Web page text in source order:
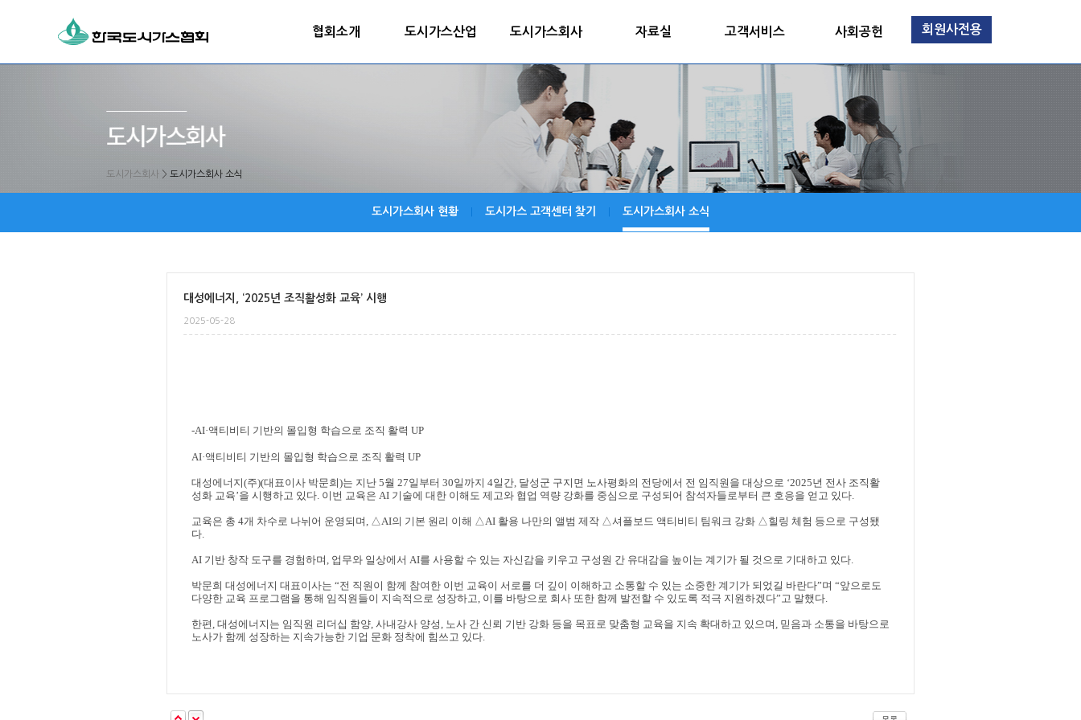
협회소개 도시가스산업 도시가스회사 자료실 고객서비스 사회공헌 회원사전용
도시가스회사 > 도시가스회사 소식
도시가스회사 현황 도시가스 고객센터 찾기 도시가스회사 소식
대성에너지, ‘2025년 조직활성화 교육’ 시행
2025-05-28
-AI·액티비티 기반의 몰입형 학습으로 조직 활력 UP
AI·액티비티 기반의 몰입형 학습으로 조직 활력 UP
대성에너지(주)(대표이사 박문희)는 지난 5월 27일부터 30일까지 4일간, 달성군 구지면 노사평화의 전당에서 전 임직원을 대상으로 ‘2025년 전사 조직활
성화 교육’을 시행하고 있다. 이번 교육은 AI 기술에 대한 이해도 제고와 협업 역량 강화를 중심으로 구성되어 참석자들로부터 큰 호응을 얻고 있다.
교육은 총 4개 차수로 나뉘어 운영되며, △AI의 기본 원리 이해 △AI 활용 나만의 앨범 제작 △셔플보드 액티비티 팀워크 강화 △힐링 체험 등으로 구성됐
다.
AI 기반 창작 도구를 경험하며, 업무와 일상에서 AI를 사용할 수 있는 자신감을 키우고 구성원 간 유대감을 높이는 계기가 될 것으로 기대하고 있다.
박문희 대성에너지 대표이사는 “전 직원이 함께 참여한 이번 교육이 서로를 더 깊이 이해하고 소통할 수 있는 소중한 계기가 되었길 바란다”며 “앞으로도
다양한 교육 프로그램을 통해 임직원들이 지속적으로 성장하고, 이를 바탕으로 회사 또한 함께 발전할 수 있도록 적극 지원하겠다”고 말했다.
한편, 대성에너지는 임직원 리더십 함양, 사내강사 양성, 노사 간 신뢰 기반 강화 등을 목표로 맞춤형 교육을 지속 확대하고 있으며, 믿음과 소통을 바탕으로
노사가 함께 성장하는 지속가능한 기업 문화 정착에 힘쓰고 있다.